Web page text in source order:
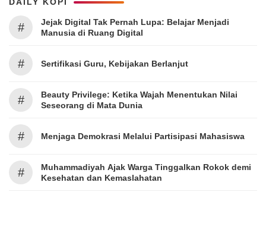
#
Jejak Digital Tak Pernah Lupa: Belajar Menjadi
Manusia di Ruang Digital
# Sertifikasi Guru, Kebijakan Berlanjut
#
Beauty Privilege: Ketika Wajah Menentukan Nilai
Seseorang di Mata Dunia
# Menjaga Demokrasi Melalui Partisipasi Mahasiswa
#
Muhammadiyah Ajak Warga Tinggalkan Rokok demi
Kesehatan dan Kemaslahatan